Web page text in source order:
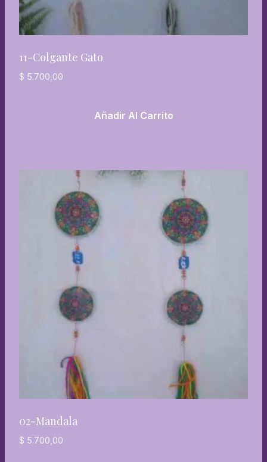
11-Colgante Gato
$ 5.700,00
Añadir Al Carrito
02-Mandala
$ 5.700,00